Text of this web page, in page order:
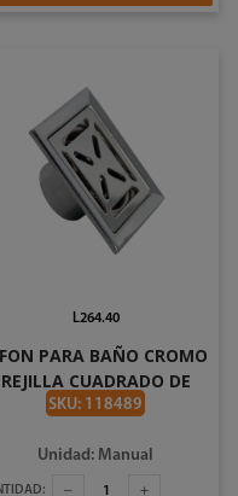
PARA BAÑO CROMO
REJILLA CUADRADO DE
INOXIDABLE DE 10 X
SKU: 118489
L264.40
Unidad: Manual